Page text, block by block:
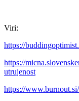
Viri:
https://
https://
utrujenost
https://